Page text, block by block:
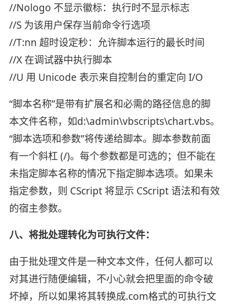
//Nologo 不显示徽标：执行时不显示标志
//S 为该用户保存当前命令行选项
//T:nn 超时设定秒：允许脚本运行的最长时间
//X 在调试器中执行脚本
//U 用 Unicode 表示来自控制台的重定向 I/O
“脚本名称”是带有扩展名和必需的路径信息的脚
本文件名称，如d:\admin\vbscripts\chart.vbs。
“脚本选项和参数”将传递给脚本。脚本参数前面
有一个斜杠 (/)。每个参数都是可选的；但不能在
未指定脚本名称的情况下指定脚本选项。如果未
指定参数，则 CScript 将显示 CScript 语法和有效
的宿主参数。
八、将批处理转化为可执行文件：
由于批处理文件是一种文本文件，任何人都可以
对其进行随便编辑，不小心就会把里面的命令破
坏掉，所以如果将其转换成.com格式的可执行文